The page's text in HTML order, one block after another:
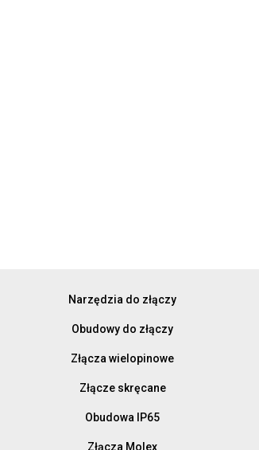
Narzędzia do złączy
Obudowy do złączy
Złącza wielopinowe
Złącze skręcane
Obudowa IP65
Złącza Molex